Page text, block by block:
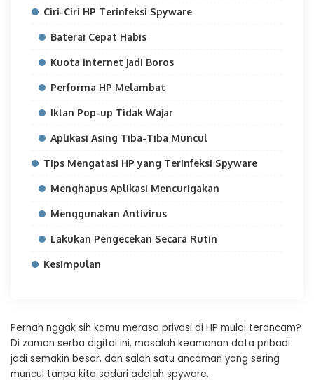
Ciri-Ciri HP Terinfeksi Spyware
Baterai Cepat Habis
Kuota Internet jadi Boros
Performa HP Melambat
Iklan Pop-up Tidak Wajar
Aplikasi Asing Tiba-Tiba Muncul
Tips Mengatasi HP yang Terinfeksi Spyware
Menghapus Aplikasi Mencurigakan
Menggunakan Antivirus
Lakukan Pengecekan Secara Rutin
Kesimpulan
Pernah nggak sih kamu merasa privasi di HP mulai terancam?
Di zaman serba digital ini, masalah keamanan data pribadi
jadi semakin besar, dan salah satu ancaman yang sering
muncul tanpa kita sadari adalah spyware.